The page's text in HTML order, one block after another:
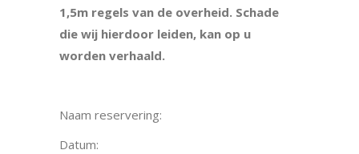
1,5m regels van de overheid. Schade
die wij hierdoor leiden, kan op u
worden verhaald.
Naam reservering:
Datum: